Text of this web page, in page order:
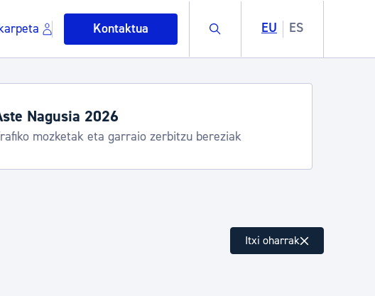
Kontaktua Buscar EU ES
hondakinak eta ingurumena
Nagusia 2026
mozketak eta garraio zerbitzu bereziak
Itxi oharrak